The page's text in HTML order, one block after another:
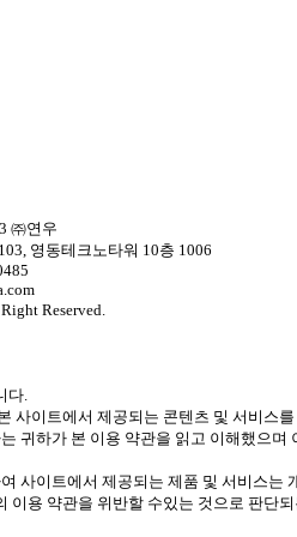
㈜연우
영동테크노타워 10층 1006
Reserved.
다.
사이트에서 제공되는 콘텐츠 및 서비스
귀하가 본 이용 약관을 읽고 이해했으며
사이트에서 제공되는 제품 및 서비스는
이용 약관을 위반할 수있는 것으로 판단